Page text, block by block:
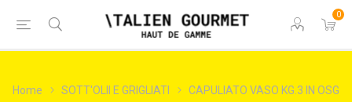
0
Home SOTT'OLII E GRIGLIATI CAPULIATO VASO KG.3 IN OSG